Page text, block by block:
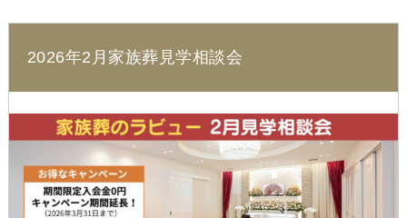
2026年2月家族葬見学相談会